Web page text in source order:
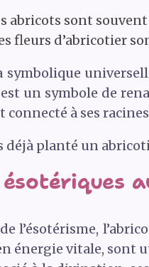
abricots sont
fleurs d’abricotier
symbolique
un symbole de
à ses
déjà planté un
l’ésotérisme,
énergie vitale, sont